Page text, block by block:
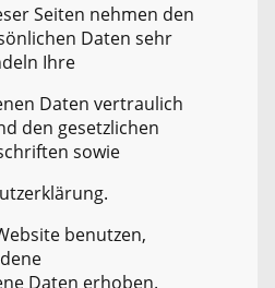
Seiten nehmen den
Daten sehr
Ihre
Daten vertraulich
den gesetzlichen
sowie
benutzen,
Daten erhoben.